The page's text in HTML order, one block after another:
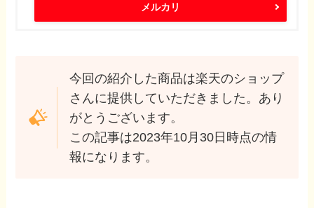
メルカリ
今回の紹介した商品は楽天のショップ
さんに提供していただきました。あり
がとうございます。
この記事は2023年10月30日時点の情
報になります。